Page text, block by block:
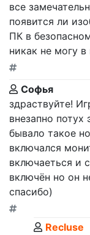
все
появится ли
ПК в
никак не могу в
Софья
здраствуйте!
внезапно
бывало такое
включался
включаеться и
включён но он
спасибо)
Recluse